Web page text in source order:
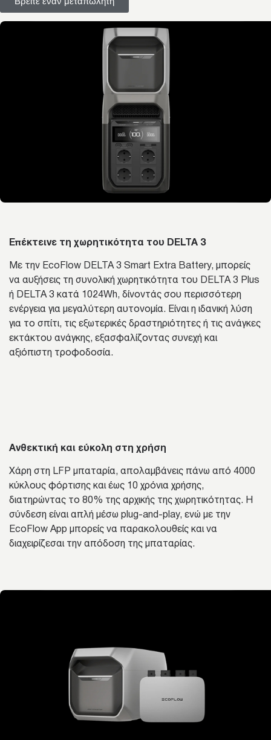
Επέκτεινε τη χωρητικότητα του DELTA 3
Με την EcoFlow DELTA 3 Smart Extra Battery, μπορείς
να αυξήσεις τη συνολική χωρητικότητα του DELTA 3 Plus
ή DELTA 3 κατά 1024Wh, δίνοντάς σου περισσότερη
ενέργεια για μεγαλύτερη αυτονομία. Είναι η ιδανική λύση
για το σπίτι, τις εξωτερικές δραστηριότητες ή τις ανάγκες
εκτάκτου ανάγκης, εξασφαλίζοντας συνεχή και
αξιόπιστη τροφοδοσία.
Ανθεκτική και εύκολη στη χρήση
Χάρη στη LFP μπαταρία, απολαμβάνεις πάνω από 4000
κύκλους φόρτισης και έως 10 χρόνια χρήσης,
διατηρώντας το 80% της αρχικής της χωρητικότητας. Η
σύνδεση είναι απλή μέσω plug-and-play, ενώ με την
EcoFlow App μπορείς να παρακολουθείς και να
διαχειρίζεσαι την απόδοση της μπαταρίας.